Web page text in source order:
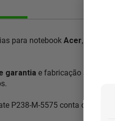
para notebook Acer, pois
garantia e fabricação
P238-M-5575 conta com as